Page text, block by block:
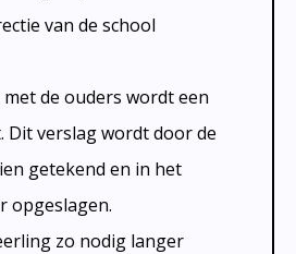
van de school
de ouders wordt een
Dit verslag wordt door de
getekend en in het
opgeslagen.
zo nodig langer